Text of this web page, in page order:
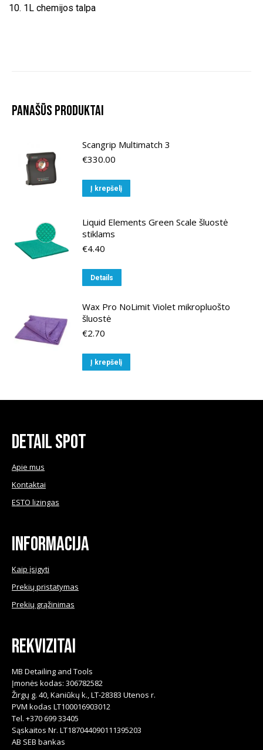
1L chemijos talpa
Panašūs produktai
Scangrip Multimatch 3
€330.00
Į krepšelį
Liquid Elements Green Scale šluostė
stiklams
€4.40
Details
Wax Pro NoLimit Violet mikropluošto
šluostė
€2.70
Į krepšelį
Detail Spot
Apie mus
Kontaktai
ESTO lizingas
Informacija
Kaip įsigyti
Prekių pristatymas
Prekių grąžinimas
Rekvizitai
MB Detailing and Tools
Įmonės kodas: 306782582
Žirgų g. 40, Kaniūkų k., LT-28383 Utenos r.
PVM kodas LT100016903012
Tel. +370 699 33405
Sąskaitos Nr. LT187044090111395203
AB SEB bankas